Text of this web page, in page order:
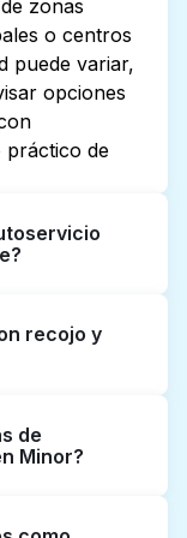
zonas
o centros
puede variar,
opciones
práctico de
pero no
Revisar
abierta
puedes
recojo y
entrega de
ser una
de
Minor?